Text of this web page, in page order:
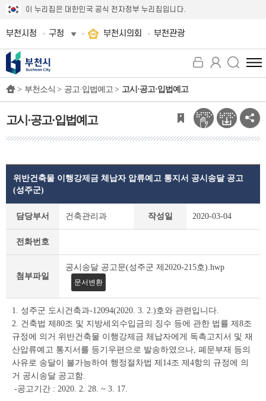
이 누리집은 대한민국 공식 전자정부 누리집입니다.
부천시청 구청 부천시의회 부천관광
전
체
뉴
보
기
> 부천소식 > 공고·입법예고 > 고시·공고·입법예고
고시·공고·입법예고
고
예
상
조
회
테
위반건축물 이행강제금 체납자 압류예고 통지서 공시송달 공고
(성주군)
담당부서 건축관리과 작성일 2020-03-04
전화번호
첨부파일
공시송달 공고문(성주군 제2020-215호).hwp
문서변환
1. 성주군 도시건축과-12094(2020. 3. 2.)호와 관련입니다.
2. 건축법 제80조 및 지방세외수입금의 징수 등에 관한 법률 제8조
규정에 의거 위반건축물 이행강제금 체납자에게 독촉고지서 및 재
산압류예고 통지서를 등기우편으로 발송하였으나, 폐문부재 등의
사유로 송달이 불가능하여 행정절차법 제14조 제4항의 규정에 의
거 공시송달 공고함.
-공고기간 : 2020. 2. 28. ~ 3. 17.